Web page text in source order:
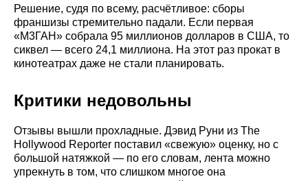
Решение, судя по всему, расчётливое: сборы
франшизы стремительно падали. Если первая
«М3ГАН» собрала 95 миллионов долларов в США, то
сиквел — всего 24,1 миллиона. На этот раз прокат в
кинотеатрах даже не стали планировать.
Критики недовольны
Отзывы вышли прохладные. Дэвид Руни из The
Hollywood Reporter поставил «свежую» оценку, но с
большой натяжкой — по его словам, лента можно
упрекнуть в том, что слишком многое она